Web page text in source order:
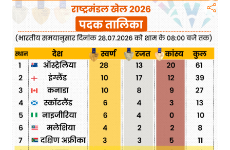
इ
फ
स्टा
इ
ल
टे
क्नॉ
लॉ
जी
ब्यू
टी